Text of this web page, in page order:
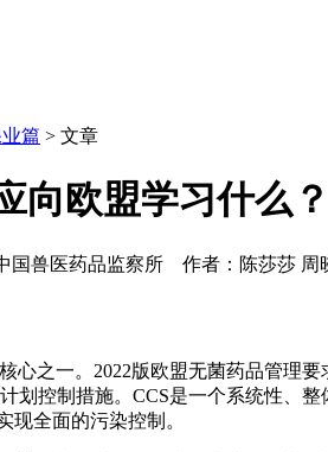
篇 > 文章
向欧盟学习什么？
兽医药品监察所 作者：陈莎莎 周
心之一。2022版欧盟无菌药品管理
划控制措施。CCS是一个系统性、
现全面的污染控制。